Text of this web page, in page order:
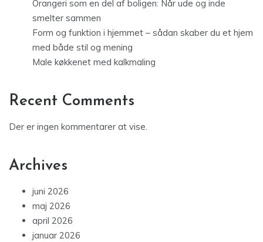
Orangeri som en del af boligen: Når ude og inde
smelter sammen
Form og funktion i hjemmet – sådan skaber du et hjem
med både stil og mening
Male køkkenet med kalkmaling
Recent Comments
Der er ingen kommentarer at vise.
Archives
juni 2026
maj 2026
april 2026
januar 2026